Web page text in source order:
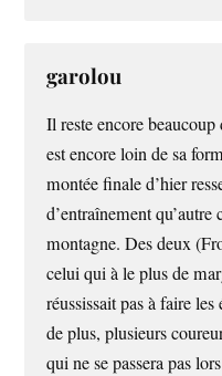
garolou
Il reste encore
est encore loin de sa
montée finale d’hier
d’entraînement
montagne. Des deux
celui qui à le plus de
réussissait pas à faire
de plus, plusieurs
qui ne se passera pas